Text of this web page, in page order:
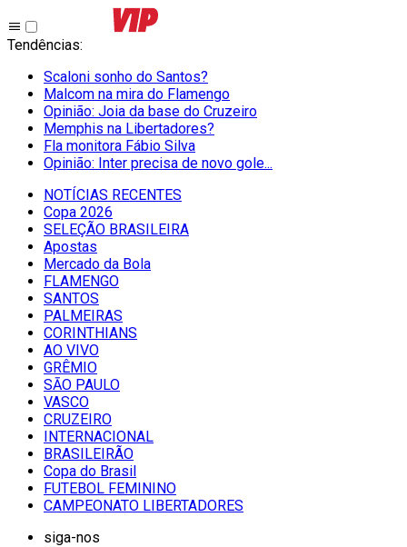
Tendências:
Scaloni sonho do Santos?
Malcom na mira do Flamengo
Opinião: Joia da base do Cruzeiro
Memphis na Libertadores?
Fla monitora Fábio Silva
Opinião: Inter precisa de novo gole...
NOTÍCIAS RECENTES
Copa 2026
SELEÇÃO BRASILEIRA
Apostas
Mercado da Bola
FLAMENGO
SANTOS
PALMEIRAS
CORINTHIANS
AO VIVO
GRÊMIO
SĀO PAULO
VASCO
CRUZEIRO
INTERNACIONAL
BRASILEIRÃO
Copa do Brasil
FUTEBOL FEMININO
CAMPEONATO LIBERTADORES
siga-nos